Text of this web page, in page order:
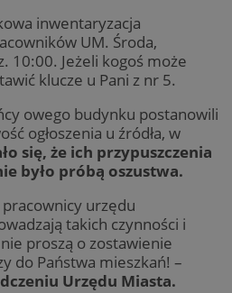
inwentaryzacja
UM. Środa,
10:00. Jeżeli kogoś może
klucze u Pani z nr 5.
owego budynku postanowili
ogłoszenia u źródła, w
się, że ich przypuszczenia
było próbą oszustwa.
urzędu
takich czynności i
nie proszą o zostawienie
do Państwa mieszkań! –
Urzędu Miasta.